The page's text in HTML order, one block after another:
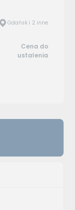
Gdańsk i 2 inne
Cena do
ustalenia